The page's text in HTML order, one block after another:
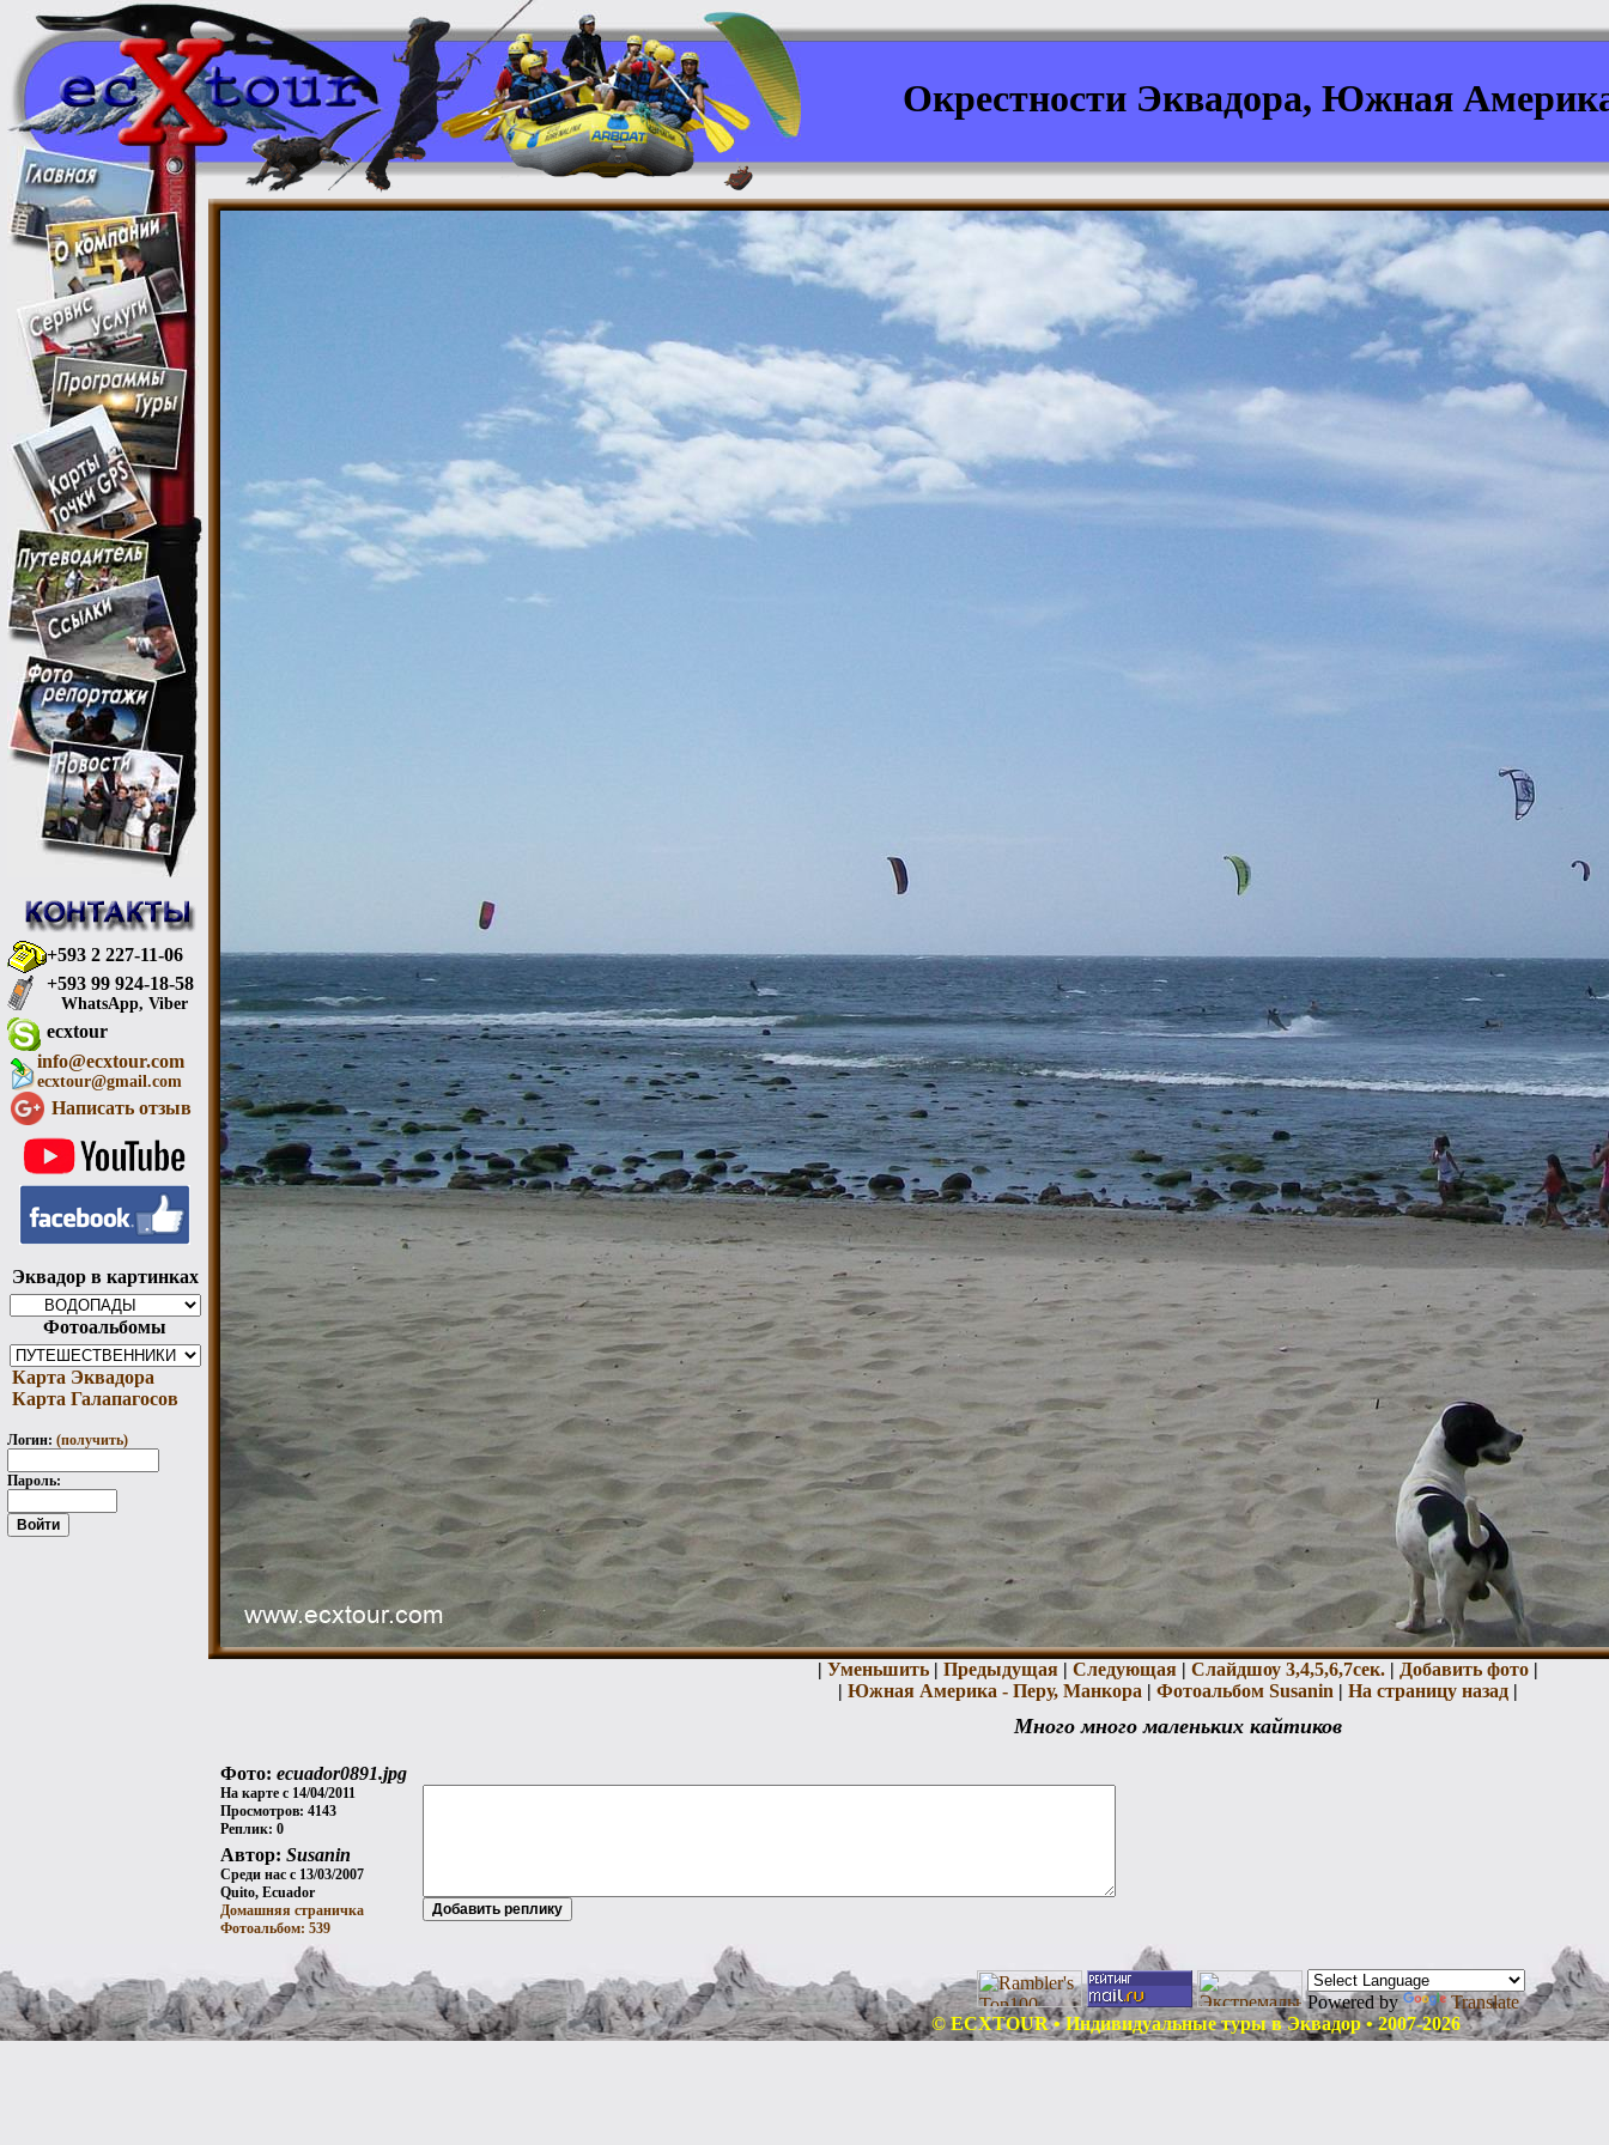
+593 2 227-11-06
+593 99 924-18-58
WhatsApp, Viber
ecxtour
info@ecxtour.com
ecxtour@gmail.com
Написать отзыв
Эквадор в картинках
Фотоальбомы
Карта Эквадора
Карта Галапагосов
Логин: (получить)
Пароль:
Окрестности Эквадора, Южная
| Уменьшить | Предыдущая | Следующая | Слайдшоу 3,4,5,6,7сек. | Добавить фото |
| Южная Америка - Перу, Манкора | Фотоальбом Susanin | На страницу назад |
Много много маленьких кайтиков
Фото: ecuador0891.jpg
На карте с 14/04/2011
Просмотров: 4143
Реплик: 0
Автор: Susanin
Среди нас с 13/03/2007
Quito, Ecuador
Домашняя страничка
Фотоальбом: 539
Powered by
Translate
© ECXTOUR • Индивидуальные туры в Эквадор • 2007-2026